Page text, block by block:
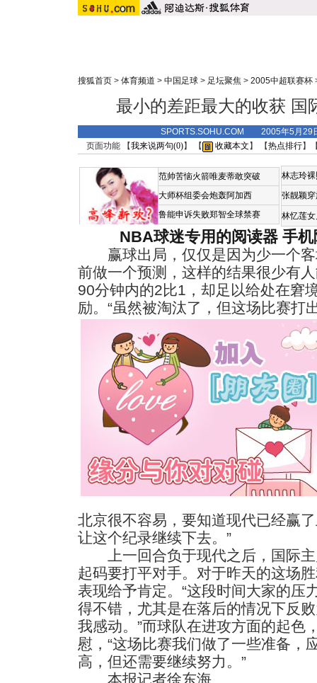
搜狐首页 > 体育频道 > 中国足球 > 足坛聚焦 > 2005中超联赛杯
最小的差距最大的收获 国
SPORTS.SOHU.COM 2005年5月29
页面功能 【我来说两句(0)】 【 收藏本文 】 【热点排行】
范帅苦恼火箭唯麦蒂敢突破
大师杯组委会炮轰阿加西
鲁能申诉失败郑智全球禁赛
林志玲
张靓颖
林忆莲
NBA球迷专用的阅读器 手
赢球出局，仅仅是因为少一个客
前做一个预测，这样的结果很少有
90分钟内的2比1，却足以给处在窘
励。“虽然被淘汰了，但这场比赛打
北京很不容易，要知道现代已经赢
让这个纪录继续下去。”
上一回合负于现代之后，国际主
起码要打平对手。对于昨天的这场
表现给予肯定。“这段时间大家的压
得不错，尤其是在落后的情况下反
我感动。”而球队在进攻方面的起色
慰，“这场比赛我们做了一些准备，
高，但还需要继续努力。”
本报记者徐东海